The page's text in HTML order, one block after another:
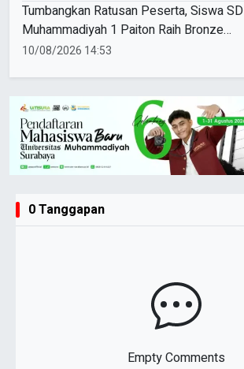
Tumbangkan Ratusan Peserta, Siswa SD
Muhammadiyah 1 Paiton Raih Bronze
Medal di MEA 2026
10/08/2026 14:53
0 Tanggapan
Empty Comments